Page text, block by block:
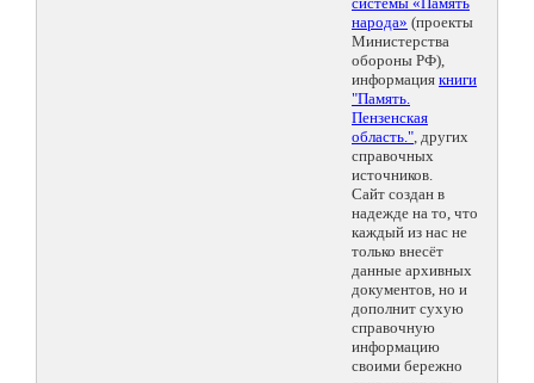
народа» (проекты
Министерства
обороны РФ),
информация книги
"Память.
Пензенская
область.", других
справочных
источников.
Сайт создан в
надежде на то, что
каждый из нас не
только внесёт
данные архивных
документов, но и
дополнит сухую
справочную
информацию
своими бережно